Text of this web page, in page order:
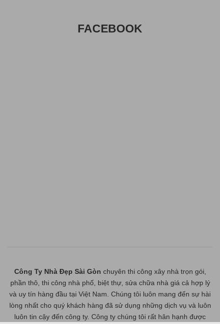
FACEBOOK
Công Ty Nhà Đẹp Sài Gòn chuyên thi công xây nhà trọn gói,
phần thô, thi công nhà phố, biệt thự, sửa chữa nhà giá cả hợp lý
và uy tín hàng đầu tại Việt Nam. Chúng tôi luôn mang đến sự hài
lòng nhất cho quý khách hàng đã sử dụng những dịch vụ và luôn
luôn tin cậy đến công ty. Công ty chúng tôi rất hân hạnh được